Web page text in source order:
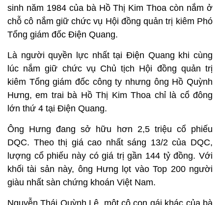
sinh năm 1984 của bà Hồ Thị Kim Thoa còn nắm ở
chỗ cô nắm giữ chức vụ Hội đồng quản trị kiêm Phó
Tổng giám đốc Điện Quang.
Là người quyền lực nhất tại Điện Quang khi cùng
lúc nắm giữ chức vụ Chủ tịch Hội đồng quản trị
kiêm Tổng giám đốc công ty nhưng ông Hồ Quỳnh
Hưng, em trai bà Hồ Thị Kim Thoa chỉ là cổ đông
lớn thứ 4 tại Điện Quang.
Ông Hưng đang sở hữu hơn 2,5 triệu cổ phiếu
DQC. Theo thị giá cao nhất sáng 13/2 của DQC,
lượng cổ phiếu này có giá trị gần 144 tỷ đồng. Với
khối tài sản này, ông Hưng lọt vào Top 200 người
giàu nhất sàn chứng khoán Việt Nam.
Nguyễn Thái Quỳnh Lê, một cô con gái khác của bà